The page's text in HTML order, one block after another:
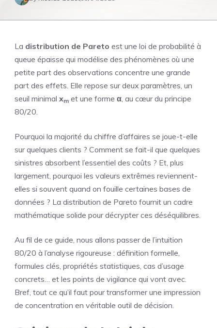
La distribution de Pareto est une loi de probabilité à
queue épaisse qui modélise des phénomènes où une
petite part des observations concentre une grande
part des effets. Elle repose sur deux paramètres, un
seuil minimal xm et une forme α, au cœur du principe
80/20.
Pourquoi la majorité du chiffre d’affaires se joue-t-elle
sur quelques clients ? Comment se fait-il que quelques
sinistres absorbent l’essentiel des coûts ? Et, plus
largement, pourquoi les valeurs extrêmes reviennent-
elles si souvent quand on fouille certaines bases de
données ? La distribution de Pareto fournit un cadre
mathématique solide pour décrypter ces déséquilibres.
Au fil de ce guide, nous allons passer de l’intuition
80/20 à l’analyse rigoureuse : définition formelle,
formules clés, propriétés statistiques, cas d’usage
concrets… et les points de vigilance qui vont avec.
Bref, tout ce qu’il faut pour transformer une impression
de concentration en véritable outil de décision.